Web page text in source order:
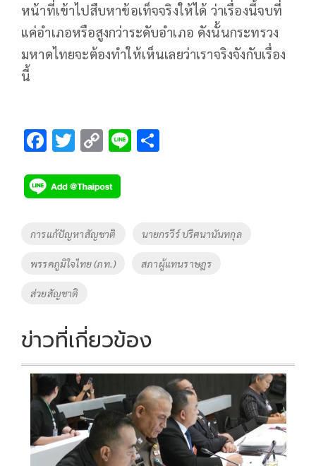
หน้าที่เข้าไปสืบหาข้อเท็จจริงให้ได้ ว่าเรื่องนี้จบที่
แค่อำเภอหรือสูงกว่าระดับอำเภอ ดังนั้นกระทรวง
มหาดไทยจะต้องทำให้เห็นเลยว่าเราจริงจังกับเรื่อง
นี้
F
e
b
o
k
T
tt
er
C
p
y
Li
n
k
Li
Tags
การแก้ปัญหาสัญชาติ นายกรวีร์ ปริศนานันทกุล
พรรคภูมิใจไทย (ภท.) สภาผู้แทนราษฎร
ส่วยสัญชาติ
ข่าวที่เกี่ยวข้อง